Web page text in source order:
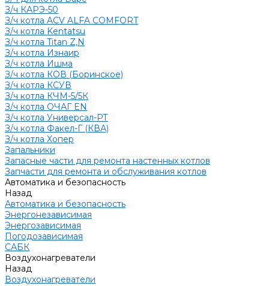
З/ч КАРЭ-50
З/ч котла ACV ALFA COMFORT
З/ч котла Kentatsu
З/ч котла Titan Z,N
З/ч котла Изнаир
З/ч котла Ишма
З/ч котла КОВ (Боринское)
З/ч котла КСУВ
З/ч котла КЧМ-5/5К
З/ч котла ОЧАГ EN
З/ч котла Универсал-РТ
З/ч котла Факел-Г (КВА)
З/ч котла Хопер
Запальники
Запасные части для ремонта настенных котлов
Запчасти для ремонта и обслуживания котлов
Автоматика и безопасность
Назад
Автоматика и безопасность
Энергонезависимая
Энергозависимая
Погодозависимая
САБК
Воздухонагреватели
Назад
Воздухонагреватели